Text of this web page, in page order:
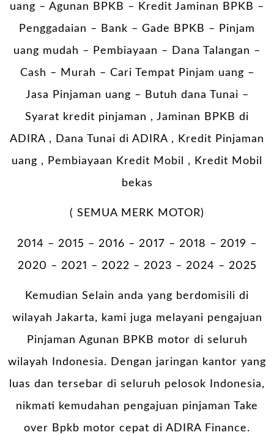
uang – Agunan BPKB – Kredit Jaminan BPKB –
Penggadaian – Bank – Gade BPKB – Pinjam
uang mudah – Pembiayaan – Dana Talangan –
Cash – Murah – Cari Tempat Pinjam uang –
Jasa Pinjaman uang – Butuh dana Tunai –
Syarat kredit pinjaman , Jaminan BPKB di
ADIRA , Dana Tunai di ADIRA , Kredit Pinjaman
uang , Pembiayaan Kredit Mobil , Kredit Mobil
bekas
( SEMUA MERK MOTOR)
2014 – 2015 – 2016 – 2017 – 2018 – 2019 –
2020 – 2021 – 2022 – 2023 – 2024 – 2025
Kemudian Selain anda yang berdomisili di
wilayah Jakarta, kami juga melayani pengajuan
Pinjaman Agunan BPKB motor di seluruh
wilayah Indonesia. Dengan jaringan kantor yang
luas dan tersebar di seluruh pelosok Indonesia,
nikmati kemudahan pengajuan pinjaman Take
over Bpkb motor cepat di ADIRA Finance.